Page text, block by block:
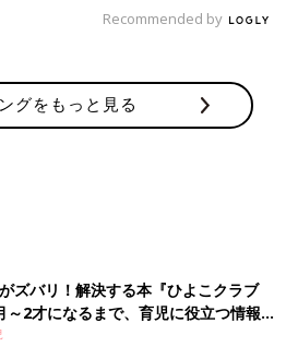
Recommended by
グをもっと見る
ズバリ！解決する本『ひよこクラブ
2才になるまで、育児に役立つ情報が